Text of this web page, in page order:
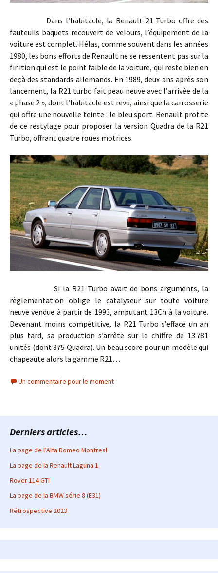
Dans l’habitacle, la Renault 21 Turbo offre des
fauteuils baquets recouvert de velours, l’équipement de la
voiture est complet. Hélas, comme souvent dans les années
1980, les bons efforts de Renault ne se ressentent pas sur la
finition qui est le point faible de la voiture, qui reste bien en
deçà des standards allemands. En 1989, deux ans après son
lancement, la R21 turbo fait peau neuve avec l’arrivée de la
« phase 2 », dont l’habitacle est revu, ainsi que la carrosserie
qui offre une nouvelle teinte : le bleu sport. Renault profite
de ce restylage pour proposer la version Quadra de la R21
Turbo, offrant quatre roues motrices.
Si la R21 Turbo avait de bons arguments, la
règlementation oblige le catalyseur sur toute voiture
neuve vendue à partir de 1993, amputant 13Ch à la voiture.
Devenant moins compétitive, la R21 Turbo s’efface un an
plus tard, sa production s’arrête sur le chiffre de 13.781
unités (dont 875 Quadra). Un beau score pour un modèle qui
chapeaute alors la gamme R21…
Un commentaire pour le moment
Derniers articles…
La page de l’Alfa Romeo Montreal
La page de la Renault Laguna 1
Rover 114 GTI
La page de la BMW série 8 (E31)
Rétrospective 2023